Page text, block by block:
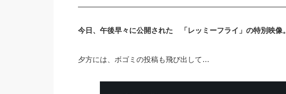
今日、午後早々に公開された 「レッミーフライ」の特別映像。
夕方には、ボゴミの投稿も飛び出して…